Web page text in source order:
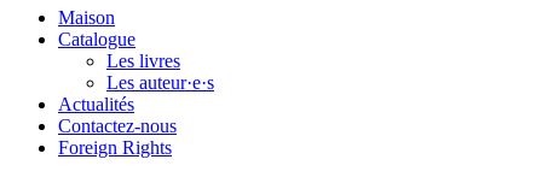
Maison
Catalogue
Les livres
Les auteur·e·s
Actualités
Contactez-nous
Foreign Rights